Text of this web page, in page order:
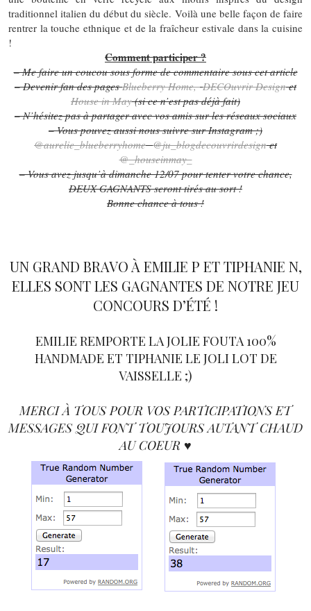
traditionnel italien du début du siècle. Voilà une belle façon de faire
rentrer la touche ethnique et de la fraîcheur estivale dans la cuisine
!
Comment participer ?
– Me faire un coucou sous forme de commentaire sous cet article
– Devenir fan des pagesBlueberry Home, DECOuvrir Designet
House in May(si ce n’est pas déjà fait)
– N’hésitez pas à partager avec vos amis sur les réseaux sociaux
– Vous pouvez aussi nous suivre sur Instagram ;)
@aurelie_blueberryhome @ju_blogdecouvrirdesignet
@_houseinmay_
– Vous avez jusqu’à dimanche 12/07 pour tenter votre chance,
DEUX GAGNANTS seront tirés au sort !
Bonne chance à tous !
UN GRAND BRAVO À EMILIE P ET TIPHANIE N,
ELLES SONT LES GAGNANTES DE NOTRE JEU
CONCOURS D’ÉTÉ !
EMILIE REMPORTE LA JOLIE FOUTA 100%
HANDMADE ET TIPHANIE LE JOLI LOT DE
VAISSELLE ;)
MERCI À TOUS POUR VOS PARTICIPATIONS ET
MESSAGES QUI FONT TOUJOURS AUTANT CHAUD
AU COEUR ♥